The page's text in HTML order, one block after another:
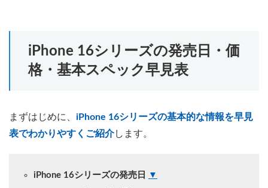
iPhone 16シリーズの発売日・価
格・基本スペック早見表
まずはじめに、 iPhone 16シリーズの基本的な情報を早見
表でわかりやすくご紹介します。
iPhone 16シリーズの発売日
▼